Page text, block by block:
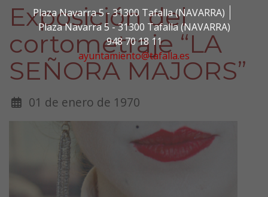
Plaza Navarra 5 - 31300 Tafalla (NAVARRA)
Plaza Navarra 5 - 31300 Tafalla (NAVARRA)
948 70 18 11
ayuntamiento@tafalla.es
Exposición del
cortometraje “LA
SEÑORA MAJORS”
01 de enero de 1970